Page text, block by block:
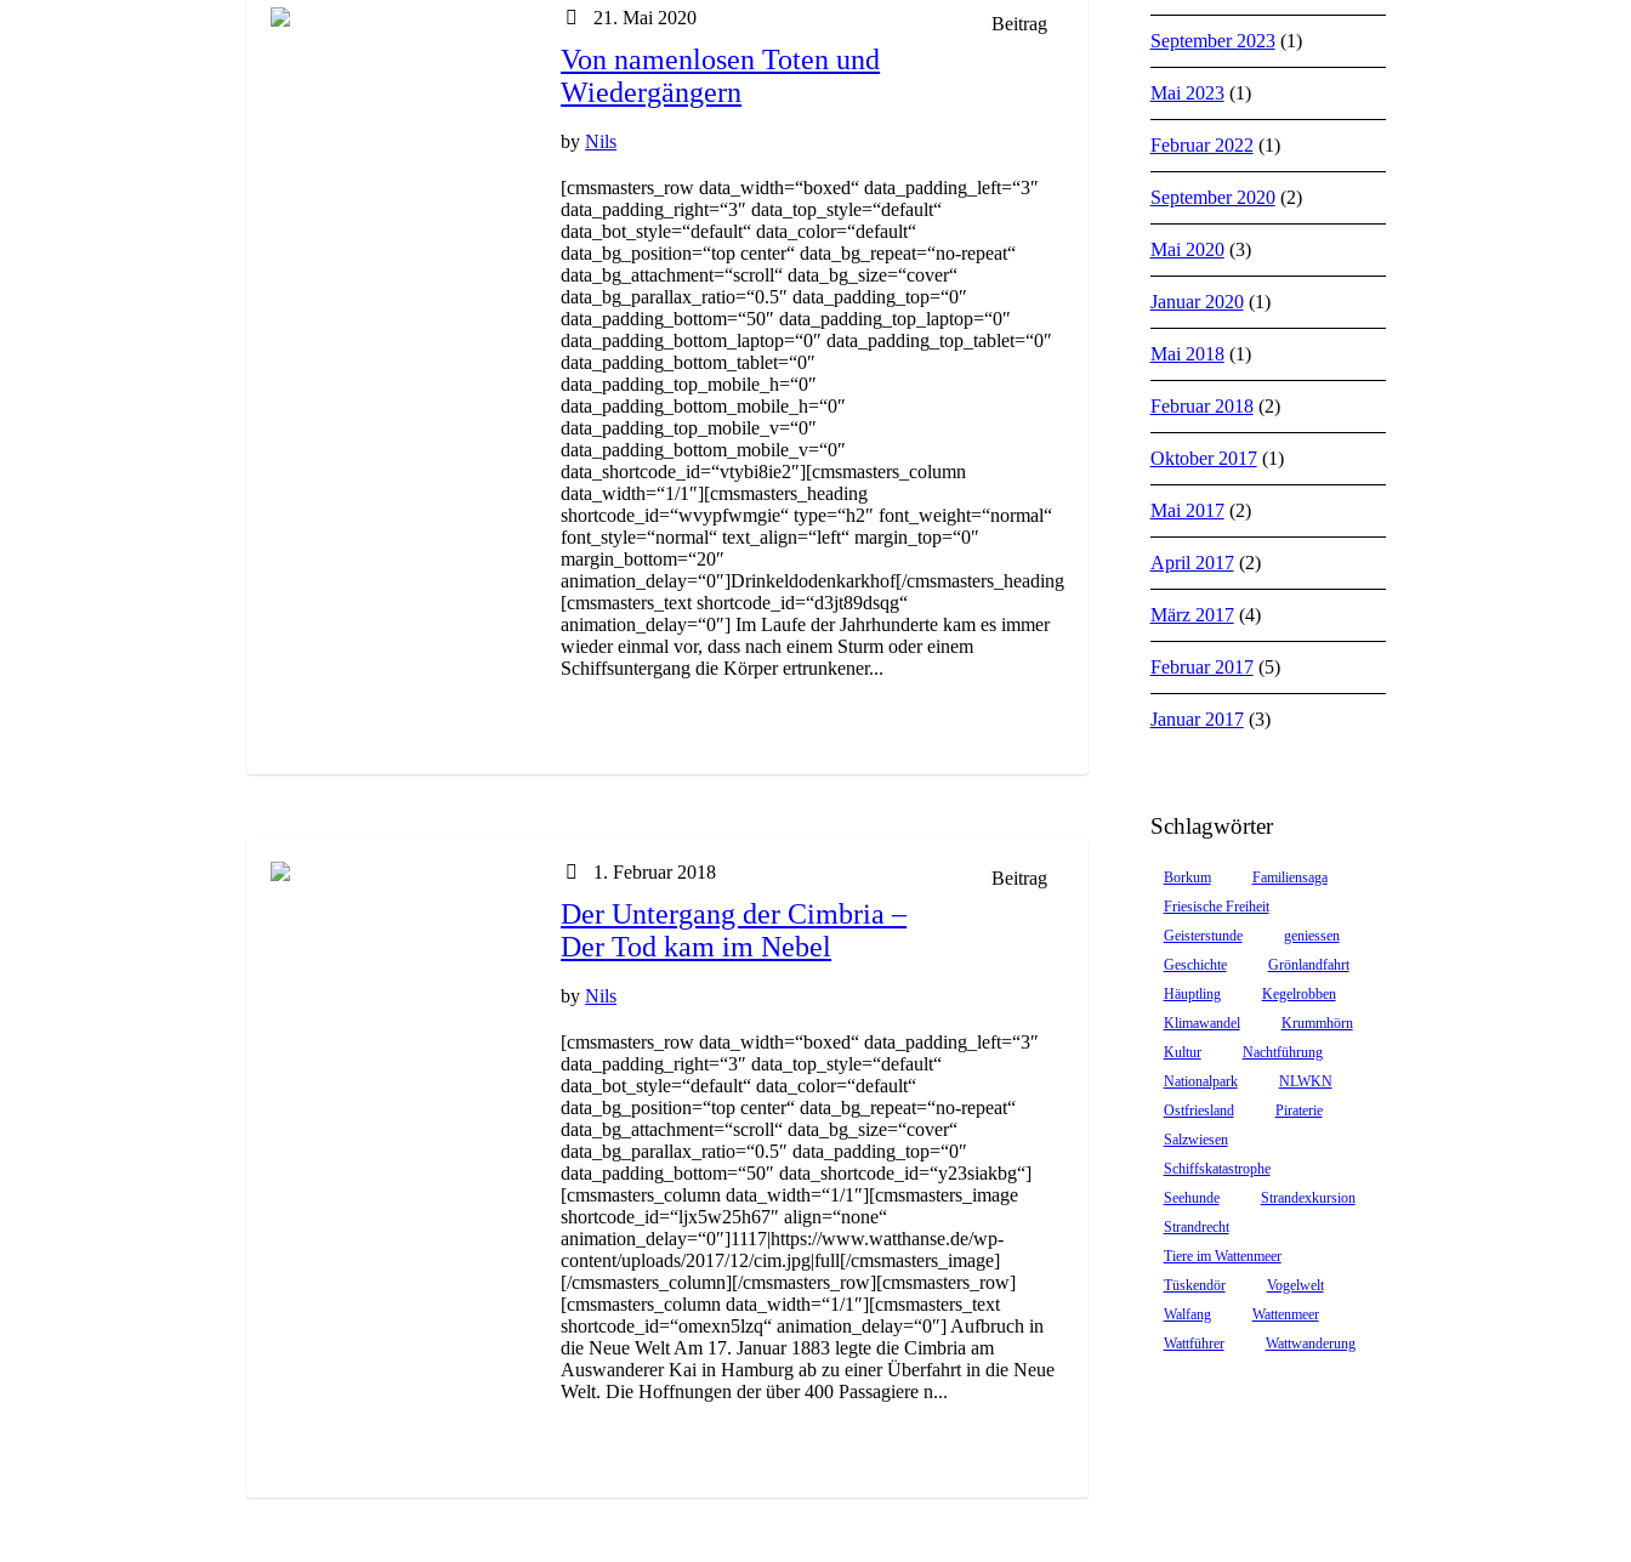
Beitrag
21. Mai 2020
Von namenlosen Toten und
Wiedergängern
byNils
[cmsmasters_row data_width=“boxed“ data_padding_left=“3″
data_padding_right=“3″ data_top_style=“default“
data_bot_style=“default“ data_color=“default“
data_bg_position=“top center“ data_bg_repeat=“no-repeat“
data_bg_attachment=“scroll“ data_bg_size=“cover“
data_bg_parallax_ratio=“0.5″ data_padding_top=“0″
data_padding_bottom=“50″ data_padding_top_laptop=“0″
data_padding_bottom_laptop=“0″ data_padding_top_tablet=“0″
data_padding_bottom_tablet=“0″
data_padding_top_mobile_h=“0″
data_padding_bottom_mobile_h=“0″
data_padding_top_mobile_v=“0″
data_padding_bottom_mobile_v=“0″
data_shortcode_id=“vtybi8ie2″][cmsmasters_column
data_width=“1/1″][cmsmasters_heading
shortcode_id=“wvypfwmgie“ type=“h2″ font_weight=“normal“
font_style=“normal“ text_align=“left“ margin_top=“0″
margin_bottom=“20″
animation_delay=“0″]Drinkeldodenkarkhof[/cmsmasters_heading]
[cmsmasters_text shortcode_id=“d3jt89dsqg“
animation_delay=“0″] Im Laufe der Jahrhunderte kam es immer
wieder einmal vor, dass nach einem Sturm oder einem
Schiffsuntergang die Körper ertrunkener...
Beitrag
1. Februar 2018
Der Untergang der Cimbria –
Der Tod kam im Nebel
byNils
[cmsmasters_row data_width=“boxed“ data_padding_left=“3″
data_padding_right=“3″ data_top_style=“default“
data_bot_style=“default“ data_color=“default“
data_bg_position=“top center“ data_bg_repeat=“no-repeat“
data_bg_attachment=“scroll“ data_bg_size=“cover“
data_bg_parallax_ratio=“0.5″ data_padding_top=“0″
data_padding_bottom=“50″ data_shortcode_id=“y23siakbg“]
[cmsmasters_column data_width=“1/1″][cmsmasters_image
shortcode_id=“ljx5w25h67″ align=“none“
animation_delay=“0″]1117|https://www.watthanse.de/wp-
content/uploads/2017/12/cim.jpg|full[/cmsmasters_image]
[/cmsmasters_column][/cmsmasters_row][cmsmasters_row]
[cmsmasters_column data_width=“1/1″][cmsmasters_text
shortcode_id=“omexn5lzq“ animation_delay=“0″] Aufbruch in
die Neue Welt Am 17. Januar 1883 legte die Cimbria am
Auswanderer Kai in Hamburg ab zu einer Überfahrt in die Neue
Welt. Die Hoffnungen der über 400 Passagiere n...
September 2023(1)
Mai 2023(1)
Februar 2022 (1)
September 2020(2)
Mai 2020(3)
Januar 2020(1)
Mai 2018(1)
Februar 2018(2)
Oktober 2017(1)
Mai 2017(2)
April 2017(2)
März 2017(4)
Februar 2017(5)
Januar 2017(3)
Schlagwörter
Borkum
Familiensaga
Friesische Freiheit
Geisterstunde
geniessen
Geschichte
Grönlandfahrt
Häuptling
Kegelrobben
Klimawandel
Krummhörn
Kultur
Nachtführung
Nationalpark
NLWKN
Ostfriesland
Piraterie
Salzwiesen
Schiffskatastrophe
Seehunde
Strandexkursion
Strandrecht
Tiere im Wattenmeer
Tüskendör
Vogelwelt
Walfang
Wattenmeer
Wattführer
Wattwanderung